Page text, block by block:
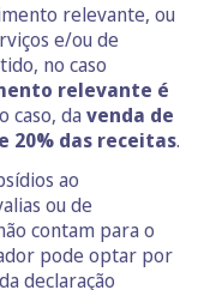
relevante, ou
e/ou de
no caso
relevante é
caso, da venda de
20% das receitas.
ao
ou de
contam para o
pode optar por
declaração